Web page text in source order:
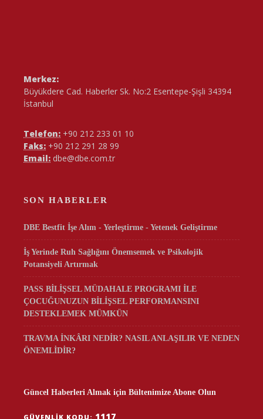
Merkez:
Büyükdere Cad. Haberler Sk. No:2 Esentepe-Şişli 34394
İstanbul
Telefon: +90 212 233 01 10
Faks: +90 212 291 28 99
Email: dbe@dbe.com.tr
SON HABERLER
DBE Bestfit İşe Alım - Yerleştirme - Yetenek Geliştirme
İş Yerinde Ruh Sağlığını Önemsemek ve Psikolojik
Potansiyeli Artırmak
PASS BİLİŞSEL MÜDAHALE PROGRAMI İLE
ÇOCUĞUNUZUN BİLİŞSEL PERFORMANSINI
DESTEKLEMEK MÜMKÜN
TRAVMA İNKÂRI NEDİR? NASIL ANLAŞILIR VE NEDEN
ÖNEMLİDİR?
Güncel Haberleri Almak için Bültenimize Abone Olun
GÜVENLIK KODU: 1117